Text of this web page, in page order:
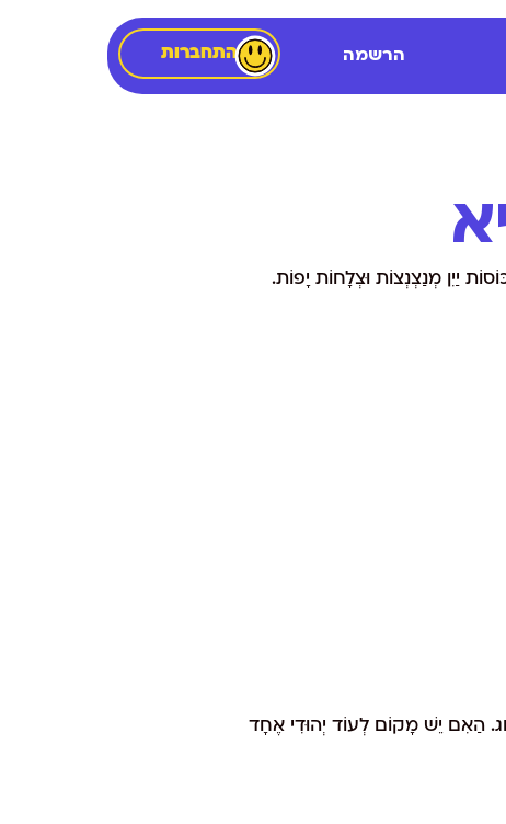
הרשמה התחברות
יַיִן מְנַצְנְצוֹת וּצְלָחוֹת יָפוֹת.
הַאִם יֵשׁ מָקוֹם לְעוֹד יְהוּדִי אֶחָד